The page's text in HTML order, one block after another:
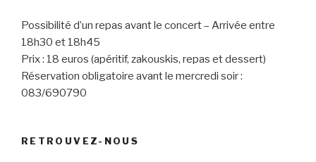
Possibilité d’un repas avant le concert – Arrivée entre
18h30 et 18h45
Prix : 18 euros (apéritif, zakouskis, repas et dessert)
Réservation obligatoire avant le mercredi soir :
083/690790
RETROUVEZ-NOUS